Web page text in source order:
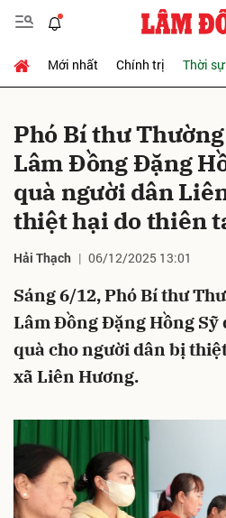
Mới nhất Chính trị Thời sự
Phó Bí thư
Lâm Đồng Đặng
quà người dân
thiệt hại do thiên
Hải Thạch 06/12/2025 13:01
Sáng 6/12, Phó Bí thư
Lâm Đồng Đặng Hồng Sỹ
quà cho người dân bị
xã Liên Hương.
Gửi bình luận